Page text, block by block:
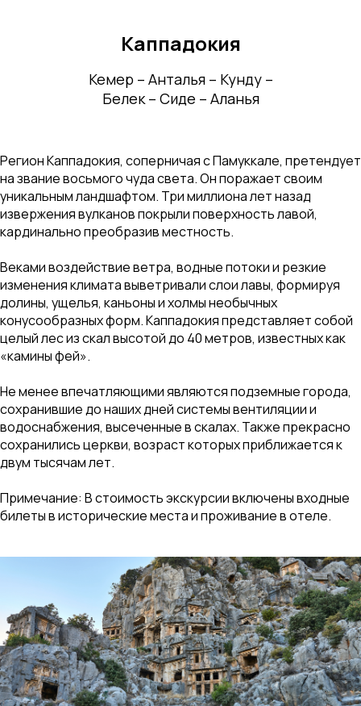
Каппадокия
Кемер – Анталья – Кунду –
Белек – Сиде – Аланья
Регион Каппадокия, соперничая с Памуккале, претендует
на звание восьмого чуда света. Он поражает своим
уникальным ландшафтом. Три миллиона лет назад
извержения вулканов покрыли поверхность лавой,
кардинально преобразив местность.
Веками воздействие ветра, водные потоки и резкие
изменения климата выветривали слои лавы, формируя
долины, ущелья, каньоны и холмы необычных
конусообразных форм. Каппадокия представляет собой
целый лес из скал высотой до 40 метров, известных как
«камины фей».
Не менее впечатляющими являются подземные города,
сохранившие до наших дней системы вентиляции и
водоснабжения, высеченные в скалах. Также прекрасно
сохранились церкви, возраст которых приближается к
двум тысячам лет.
Примечание: В стоимость экскурсии включены входные
билеты в исторические места и проживание в отеле.